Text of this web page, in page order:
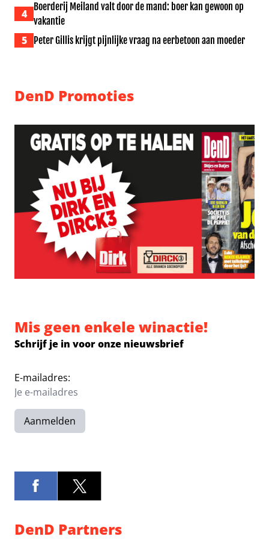
4
Boerderij Meiland valt door de mand: boer kan gewoon op
vakantie
5 Peter Gillis krijgt pijnlijke vraag na eerbetoon aan moeder
DenD Promoties
Mis geen enkele winactie!
Schrijf je in voor onze nieuwsbrief
E-mailadres:
Aanmelden
DenD Partners